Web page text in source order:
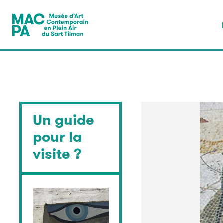
Musée en plein air — Sart
Un guide
pour la
visite ?